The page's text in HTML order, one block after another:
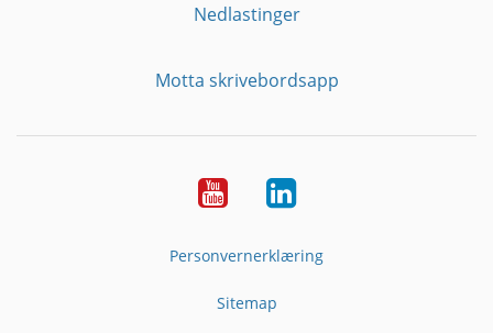
Nedlastinger
Motta skrivebordsapp
YouTubeLinkedin
Personvernerklæring
Sitemap